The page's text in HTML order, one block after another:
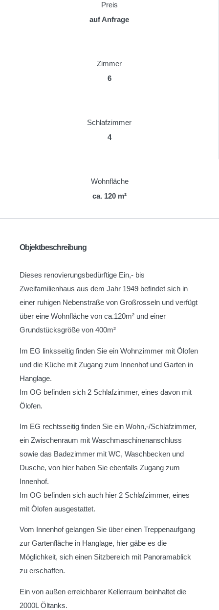
Preis
auf Anfrage
Zimmer
6
Schlafzimmer
4
Wohnfläche
ca. 120 m²
Objektbeschreibung
Dieses renovierungsbedürftige Ein,- bis
Zweifamilienhaus aus dem Jahr 1949 befindet sich in
einer ruhigen Nebenstraße von Großrosseln und verfügt
über eine Wohnfläche von ca.120m² und einer
Grundstücksgröße von 400m²
Im EG linksseitig finden Sie ein Wohnzimmer mit Ölofen
und die Küche mit Zugang zum Innenhof und Garten in
Hanglage.
Im OG befinden sich 2 Schlafzimmer, eines davon mit
Ölofen.
Im EG rechtsseitig finden Sie ein Wohn,-/Schlafzimmer,
ein Zwischenraum mit Waschmaschinenanschluss
sowie das Badezimmer mit WC, Waschbecken und
Dusche, von hier haben Sie ebenfalls Zugang zum
Innenhof.
Im OG befinden sich auch hier 2 Schlafzimmer, eines
mit Ölofen ausgestattet.
Vom Innenhof gelangen Sie über einen Treppenaufgang
zur Gartenfläche in Hanglage, hier gäbe es die
Möglichkeit, sich einen Sitzbereich mit Panoramablick
zu erschaffen.
Ein von außen erreichbarer Kellerraum beinhaltet die
2000L Öltanks.